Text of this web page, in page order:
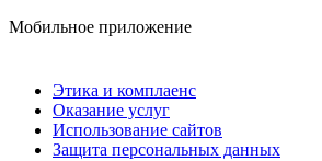
Мобильное приложение
Этика и комплаенс
Оказание услуг
Использование сайтов
Защита персональных данных